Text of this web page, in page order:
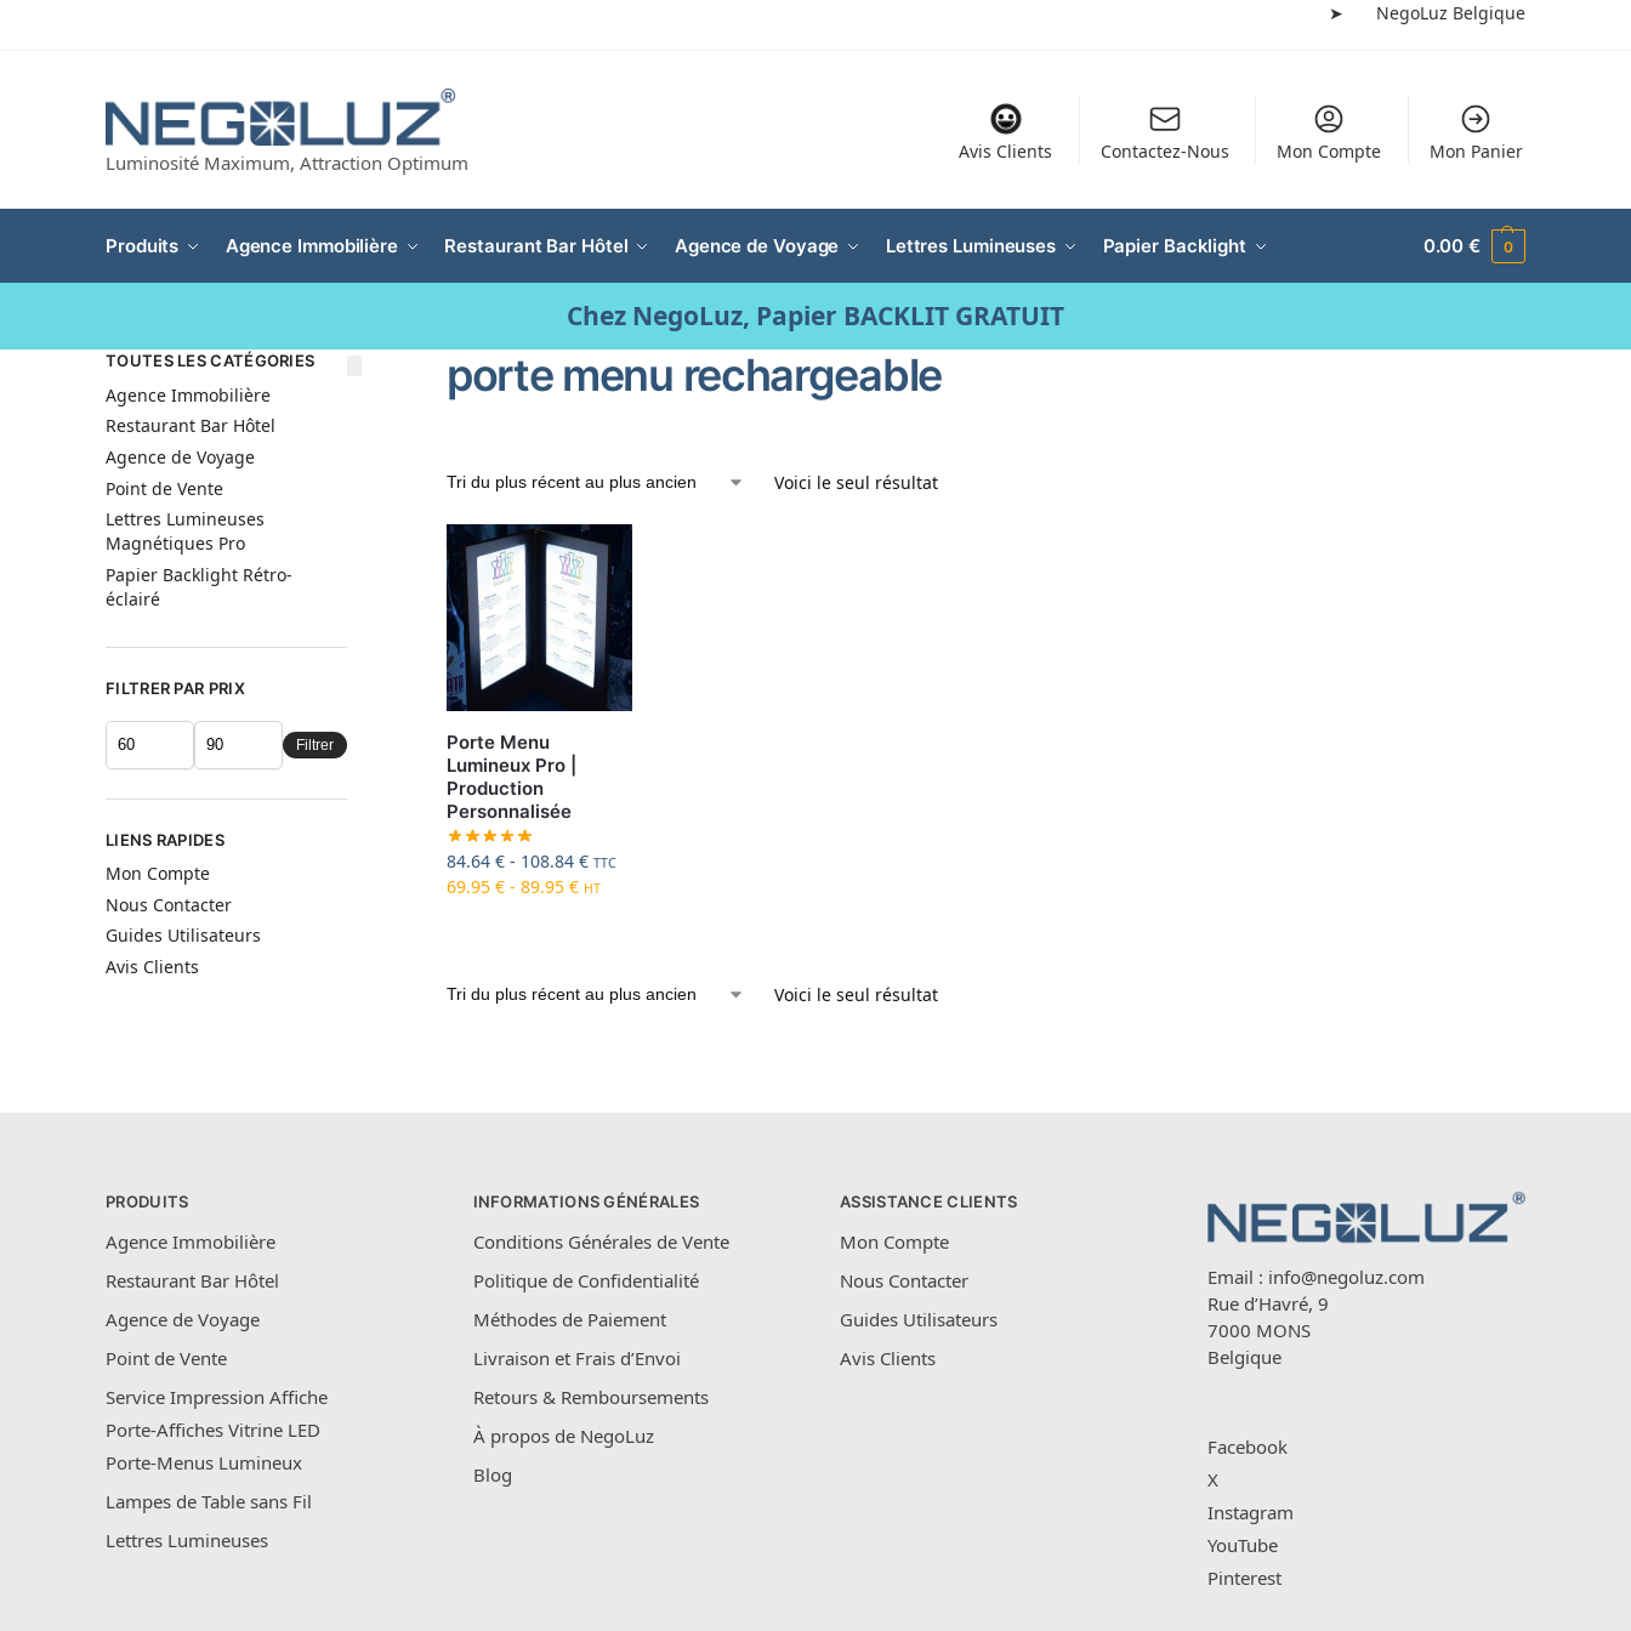
➤ NegoLuz Belgique
Luminosité Maximum, Attraction Optimum
Avis Clients Contactez-Nous Mon Compte Mon Panier
Produits Agence Immobilière Restaurant Bar Hôtel Agence de Voyage Lettres Lumineuses Papier Backlight 0.00€ 0
Chez NegoLuz, Papier BACKLIT GRATUIT
porte menu rechargeable
Voici le seul résultat
Porte Menu
Lumineux Pro |
Production
Personnalisée
84.64 €- 108.84 € TTC
69.95 €- 89.95 € HT
Voici le seul résultat
TOUTES LES CATÉGORIES
Agence Immobilière
Restaurant Bar Hôtel
Agence de Voyage
Point de Vente
Lettres Lumineuses
Magnétiques Pro
Papier Backlight Rétro-
éclairé
FILTRER PAR PRIX
Filtrer
LIENS RAPIDES
Mon Compte
Nous Contacter
Guides Utilisateurs
Avis Clients
PRODUITS
Agence Immobilière
Restaurant Bar Hôtel
Agence de Voyage
Point de Vente
Service Impression Affiche
Porte-Affiches Vitrine LED
Porte-Menus Lumineux
Lampes de Table sans Fil
Lettres Lumineuses
INFORMATIONS GÉNÉRALES
Conditions Générales de Vente
Politique de Confidentialité
Méthodes de Paiement
Livraison et Frais d’Envoi
Retours & Remboursements
À propos de NegoLuz
Blog
ASSISTANCE CLIENTS
Mon Compte
Nous Contacter
Guides Utilisateurs
Avis Clients
Email : info@negoluz.com
Rue d’Havré, 9
7000 MONS
Belgique
Facebook
X
Instagram
YouTube
Pinterest